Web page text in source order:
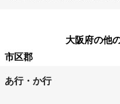
大阪府の他
市区郡
あ行・か行